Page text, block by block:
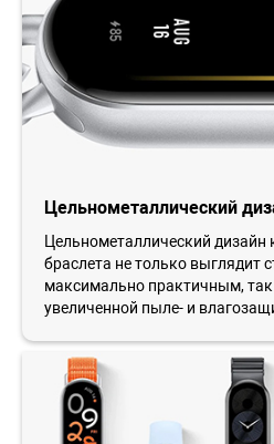
Цельнометаллический
Цельнометаллический дизайн
браслета не только выглядит
максимально практичным,
увеличенной пыле- и